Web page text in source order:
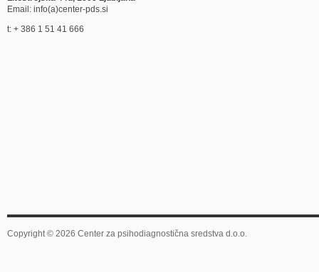
Email: info(a)center-pds.si
t: + 386 1 51 41 666
Copyright © 2026 Center za psihodiagnostična sredstva d.o.o.